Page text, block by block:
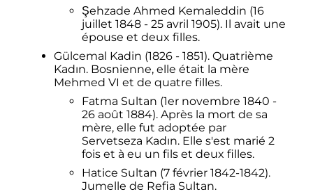
Şehzade Ahmed Kemaleddin (16
juillet 1848 - 25 avril 1905). Il avait une
épouse et deux filles.
Gülcemal Kadin (1826 - 1851). Quatrième
Kadın. Bosnienne, elle était la mère
Mehmed VI et de quatre filles.
Fatma Sultan (1er novembre 1840 -
26 août 1884). Après la mort de sa
mère, elle fut adoptée par
Servetseza Kadın. Elle s'est marié 2
fois et à eu un fils et deux filles.
Hatice Sultan (7 février 1842-1842).
Jumelle de Refia Sultan.